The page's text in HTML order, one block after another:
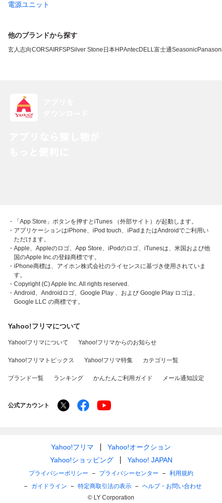
電源ユニット
他のブランドから探す
玄人志向CORSAIR FSPSilver Stone 日本HPAntecDELL富士通Seasonic
・「App Store」ボタンを押すとiTunes （外部サイト）が起動します。
・アプリケーションはiPhone、iPod touch、iPadまたはAndroidでご利用い
ただけます。
・Apple、Appleのロゴ、App Store、iPodのロゴ、iTunesは、米国および他
国のApple Inc.の登録商標です。
・iPhone商標は、アイホン株式会社のライセンスに基づき使用されていま
す。
・Copyright (C) Apple Inc. All rights reserved.
・Android、Androidロゴ、Google Play 、および Google Play ロゴは、
Google LLC の商標です。
Yahoo!フリマについて
Yahoo!フリマについて Yahoo!フリマからのお知らせ
Yahoo!フリマトピックス Yahoo!フリマ特集 カテゴリ一覧
ブランド一覧 ランキング かんたんご利用ガイド メール通知設定
公式アカウント
Yahoo!フリマ
Yahoo!オークション
Yahoo!ショッピング
Yahoo! JAPAN
プライバシーポリシー プライバシーセンター
利用規約
ガイドライン
特定商取引法の表示
ヘルプ・お問い合わせ
© LY Corporation